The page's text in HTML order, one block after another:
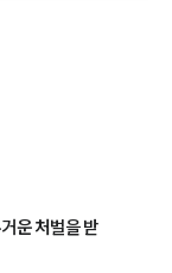
운 처벌을 받